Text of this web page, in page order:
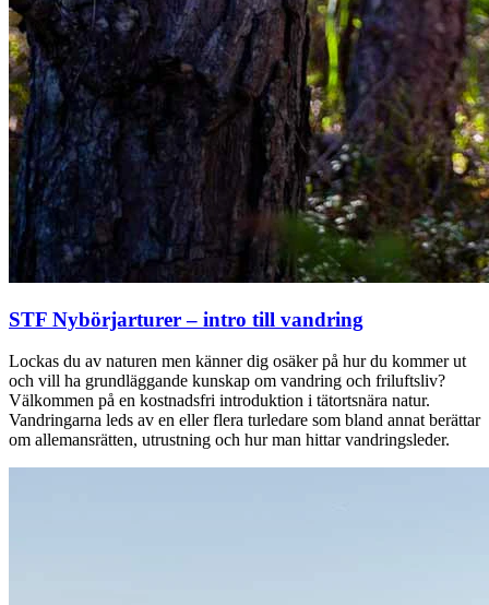
STF Nybörjarturer – intro till vandring
Lockas du av naturen men känner dig osäker på hur du kommer ut
och vill ha grundläggande kunskap om vandring och friluftsliv?
Välkommen på en kostnadsfri introduktion i tätortsnära natur.
Vandringarna leds av en eller flera turledare som bland annat berättar
om allemansrätten, utrustning och hur man hittar vandringsleder.